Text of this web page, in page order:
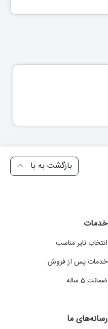
بازگشت به با
خدمات
انتخاب تایر مناسب
خدمات پس از فروش
ضمانت 5 ساله
رسانه‌های ما